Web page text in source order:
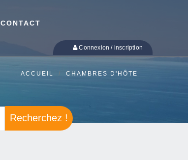
CONTACT
Connexion / inscription
ACCUEIL CHAMBRES D'HÔTE
Recherchez !